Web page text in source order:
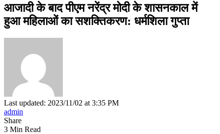
आजादी के बाद पीएम नरेंद्र मोदी के शासनकाल में
हुआ महिलाओं का सशक्तिकरण: धर्मशिला गुप्ता
Last updated: 2023/11/02 at 3:35 PM
admin
Share
3 Min Read